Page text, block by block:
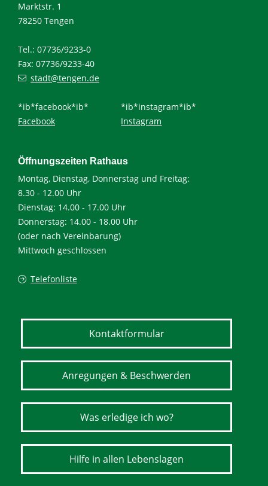
Marktstr. 1
78250 Tengen
Tel.: 07736/9233-0
Fax: 07736/9233-40
stadt@tengen.de
*ib*facebook*ib*
Facebook
*ib*instagram*ib*
Instagram
Öffnungszeiten Rathaus
Montag, Dienstag, Donnerstag und Freitag:
8.30 - 12.00 Uhr
Dienstag: 14.00 - 17.00 Uhr
Donnerstag: 14.00 - 18.00 Uhr
(oder nach Vereinbarung)
Mittwoch geschlossen
Telefonliste
Kontaktformular
Anregungen & Beschwerden
Was erledige ich wo?
Hilfe in allen Lebenslagen